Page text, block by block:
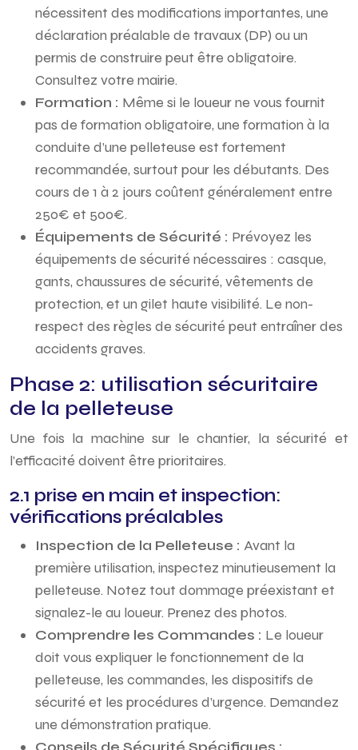
nécessitent des modifications importantes, une
déclaration préalable de travaux (DP) ou un
permis de construire peut être obligatoire.
Consultez votre mairie.
Formation : Même si le loueur ne vous fournit
pas de formation obligatoire, une formation à la
conduite d’une pelleteuse est fortement
recommandée, surtout pour les débutants. Des
cours de 1 à 2 jours coûtent généralement entre
250€ et 500€.
Équipements de Sécurité : Prévoyez les
équipements de sécurité nécessaires : casque,
gants, chaussures de sécurité, vêtements de
protection, et un gilet haute visibilité. Le non-
respect des règles de sécurité peut entraîner des
accidents graves.
Phase 2: utilisation sécuritaire
de la pelleteuse
Une fois la machine sur le chantier, la sécurité et
l’efficacité doivent être prioritaires.
2.1 prise en main et inspection:
vérifications préalables
Inspection de la Pelleteuse : Avant la
première utilisation, inspectez minutieusement la
pelleteuse. Notez tout dommage préexistant et
signalez-le au loueur. Prenez des photos.
Comprendre les Commandes : Le loueur
doit vous expliquer le fonctionnement de la
pelleteuse, les commandes, les dispositifs de
sécurité et les procédures d’urgence. Demandez
une démonstration pratique.